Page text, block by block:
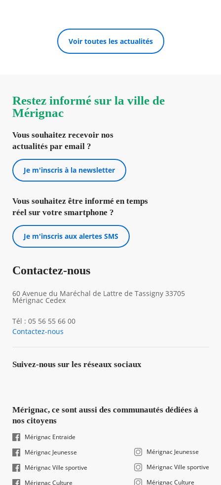
Voir toutes les actualités
Restez informé sur la ville de
Mérignac
Vous souhaitez recevoir nos
actualités par email ?
Je m'inscris à la newsletter
Vous souhaitez être informé en temps
réel sur votre smartphone ?
Je m'inscris aux alertes SMS
Contactez-nous
60 Avenue du Maréchal de Lattre de Tassigny 33705
Mérignac Cedex
Tél : 05 56 55 66 00
Contactez-nous
Suivez-nous sur les réseaux sociaux
Mérignac, ce sont aussi des communautés dédiées à
nos citoyens
Mérignac Entraide
Mérignac Jeunesse
Mérignac Ville sportive
Mérignac Culture
Mérignac Jeunesse
Mérignac Ville sportive
Mérignac Culture